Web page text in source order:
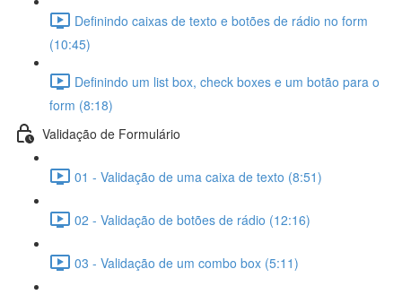
Definindo caixas de texto e botões de rádio no form
(10:45)
Definindo um list box, check boxes e um botão para o
form (8:18)
Validação de Formulário
01 - Validação de uma caixa de texto (8:51)
02 - Validação de botões de rádio (12:16)
03 - Validação de um combo box (5:11)